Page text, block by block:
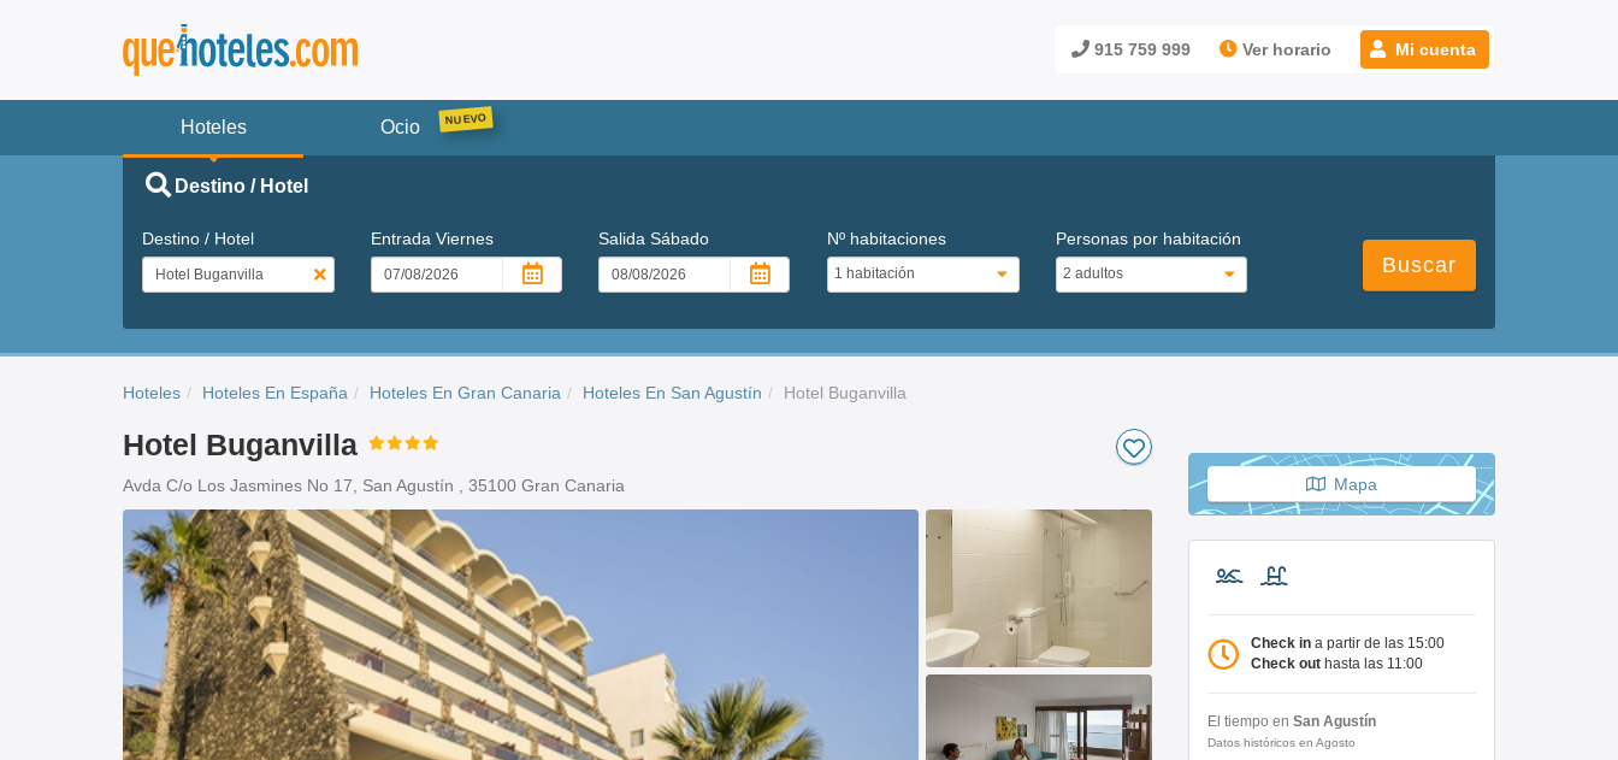
915 759 999 Ver horario Mi cuenta
Hoteles Ocio
Destino / Hotel
Destino / Hotel Entrada Viernes SalidaSábado Nº habitaciones Personas por habitación
Buscar
Hoteles Hoteles En España Hoteles En Gran Canaria Hoteles En San Agustín Hotel Buganvilla
Hotel Buganvilla
Avda C/o Los Jasmines No 17, San Agustín , 35100 Gran Canaria Mapa
Check in a partir de las 15:00
Check out hasta las 11:00
El tiempo en San Agustín
Datos históricos en Agosto